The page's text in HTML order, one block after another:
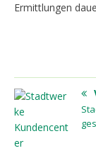
Ermittlungen